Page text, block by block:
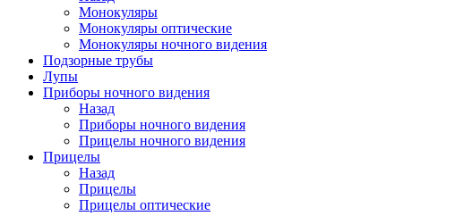
Монокуляры
Монокуляры оптические
Монокуляры ночного видения
Подзорные трубы
Лупы
Приборы ночного видения
Назад
Приборы ночного видения
Прицелы ночного видения
Прицелы
Назад
Прицелы
Прицелы оптические